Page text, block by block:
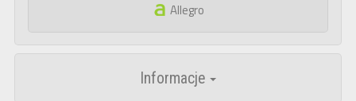
Allegro
Informacje